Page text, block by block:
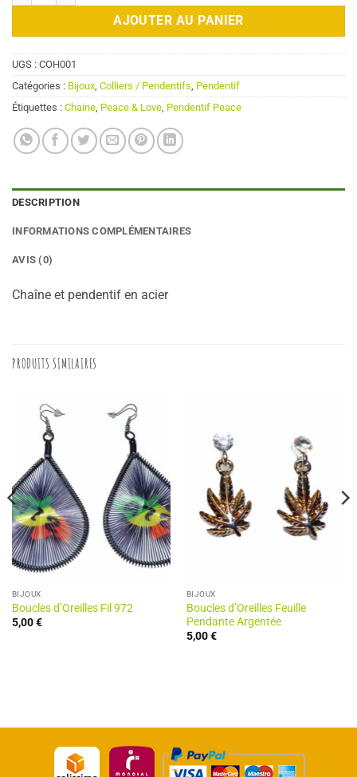
AJOUTER AU PANIER
UGS : COH001
Catégories : Bijoux Colliers / Pendentifs Pendentif
Étiquettes : Chaine Peace & Love Pendentif Peace
DESCRIPTION
INFORMATIONS COMPLÉMENTAIRES
AVIS (0)
Chaîne et pendentif en acier
PRODUITS SIMILAIRES
BIJOUX
Boucles d’Oreilles Fil 972
5,00€
BIJOUX
Boucles d’Oreilles Feuille
Pendante Argentée
5,00€